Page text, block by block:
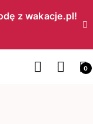
z wakacje.pl!​
0